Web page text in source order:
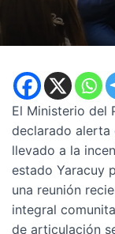
El Ministerio del
declarado alerta
llevado a la
estado Yaracuy
una reunión
integral
de articulación